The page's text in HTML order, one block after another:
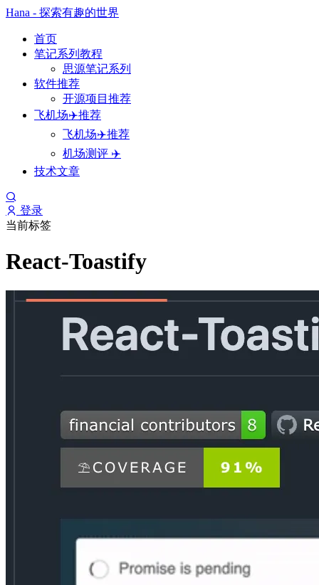
Hana - 探索有趣的世界
首页
笔记系列教程
思源笔记系列
软件推荐
开源项目推荐
飞机场✈️推荐
飞机场✈️推荐
机场测评 ✈️
技术文章
登录
当前标签
React-Toastify